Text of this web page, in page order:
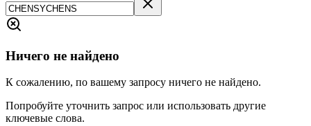
Ничего не найдено
К сожалению, по вашему запросу ничего не найдено.
Попробуйте уточнить запрос или использовать другие
ключевые слова.